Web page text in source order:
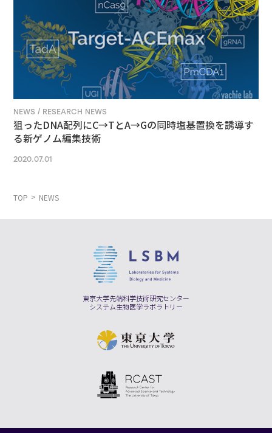
NEWS / RESEARCH NEWS
狙ったDNA配列にC→TとA→Gの同時塩基置換を誘導す
る新ゲノム編集技術
2020.07.01
TOP NEWS
東京大学先端科学技術研究センター
システム生物医学ラボラトリー